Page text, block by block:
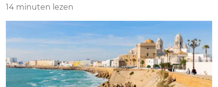
14 minuten lezen